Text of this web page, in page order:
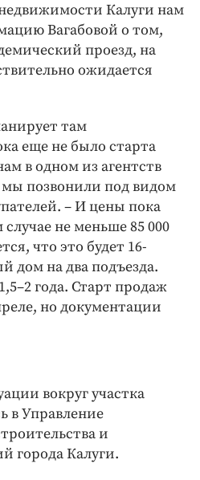
Калуги нам
Вагабовой о том,
проезд, на
ожидается
там
еще не было старта
в одном из агентств
позвонили под видом
– И цены пока
не меньше 85 000
что это будет 16-
дом на два подъезда.
года. Старт продаж
но документации
вокруг участка
в Управление
и
города Калуги.